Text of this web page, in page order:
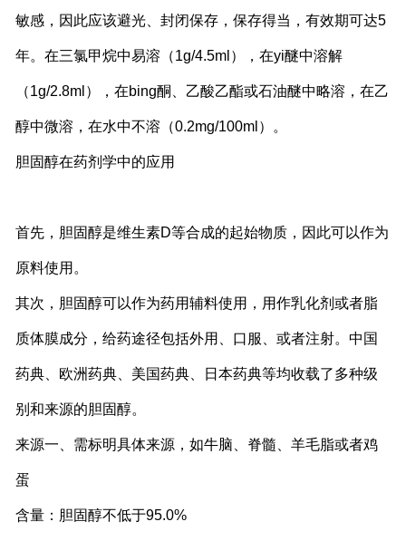
敏感，因此应该避光、封闭保存，保存得当，有效期可达5
年。在三氯甲烷中易溶（1g/4.5ml），在yi醚中溶解
（1g/2.8ml），在bing酮、乙酸乙酯或石油醚中略溶，在乙
醇中微溶，在水中不溶（0.2mg/100ml）。
胆固醇在药剂学中的应用
首先，胆固醇是维生素D等合成的起始物质，因此可以作为
原料使用。
其次，胆固醇可以作为药用辅料使用，用作乳化剂或者脂
质体膜成分，给药途径包括外用、口服、或者注射。中国
药典、欧洲药典、美国药典、日本药典等均收载了多种级
别和来源的胆固醇。
来源一、需标明具体来源，如牛脑、脊髓、羊毛脂或者鸡
蛋
含量：胆固醇不低于95.0%